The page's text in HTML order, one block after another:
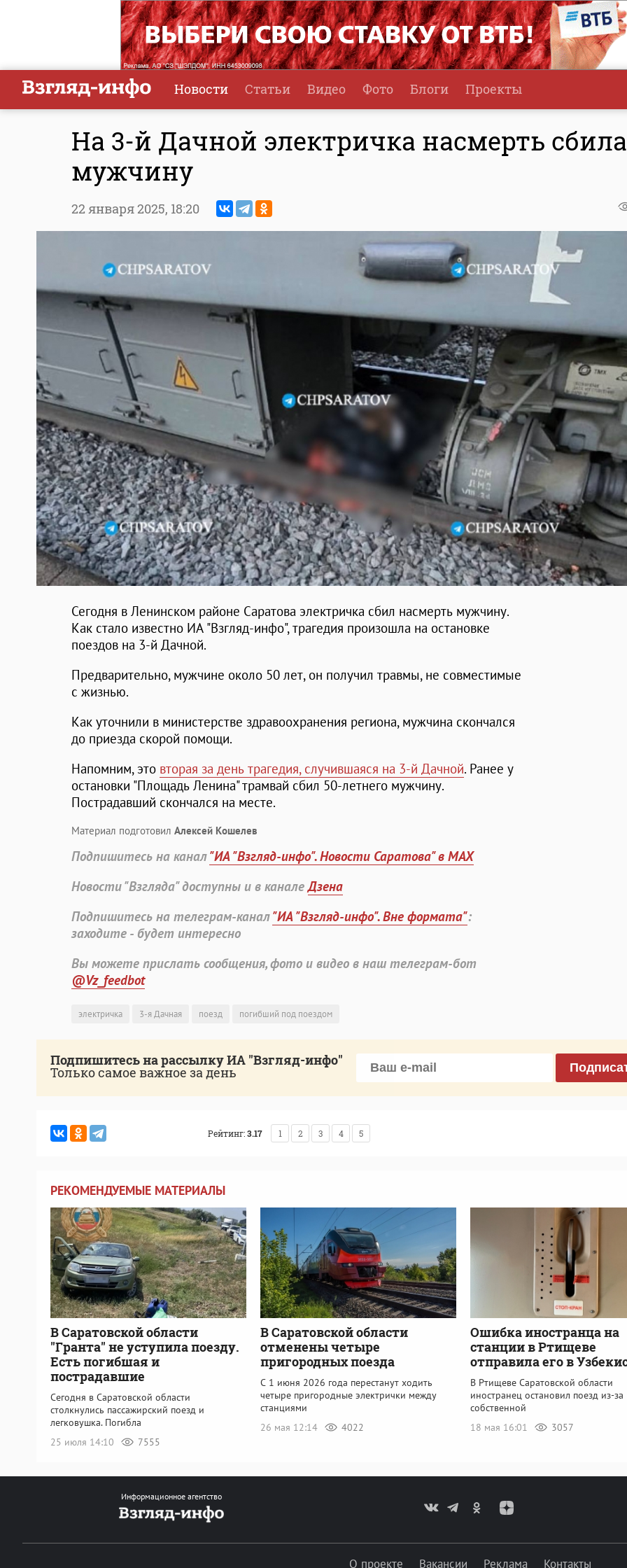
Новости Статьи Видео Фото Блоги Проекты
На 3-й Дачной электричка насмерть сбила
мужчину
22 января 2025, 18:20
Сегодня в Ленинском районе Саратова электричка сбил насмерть мужчину.
Как стало известно ИА "Взгляд-инфо", трагедия произошла на остановке
поездов на 3-й Дачной.
Предварительно, мужчине около 50 лет, он получил травмы, не совместимые
с жизнью.
Как уточнили в министерстве здравоохранения региона, мужчина скончался
до приезда скорой помощи.
Напомним, это вторая за день трагедия, случившаяся на 3-й Дачной. Ранее у
остановки "Площадь Ленина" трамвай сбил 50-летнего мужчину.
Пострадавший скончался на месте.
Материал подготовил Алексей Кошелев
Подпишитесь на канал"ИА "Взгляд-инфо". Новости Саратова" в MAX
Новости "Взгляда" доступны и в каналеДзена
Подпишитесь на телеграм-канал"ИА "Взгляд-инфо". Вне формата":
заходите - будет интересно
Вы можете прислать сообщения, фото и видео в наш телеграм-бот
@Vz_feedbot
электричка 3-я Дачная поезд погибший под поездом
Подпишитесь на рассылку ИА "Взгляд-инфо"
Только самое важное за день
Рейтинг:3.17 1 2 3 4 5
РЕКОМЕНДУЕМЫЕ МАТЕРИАЛЫ
В Саратовской области
"Гранта" не уступила поезду.
Есть погибшая и
пострадавшие
Сегодня в Саратовской области
столкнулись пассажирский поезд и
легковушка. Погибла
25 июля 14:10
7555
В Саратовской области
отменены четыре
пригородных поезда
С 1 июня 2026 года перестанут ходить
четыре пригородные электрички между
станциями
26 мая 12:14
4022
Ошибка иностранца на
станции в Ртищеве
отправила его в
В Ртищеве Саратовской области
иностранец остановил поезд из-за
собственной
18 мая 16:01
3057
Информационное агентство
О проекте Вакансии Реклама Контакты